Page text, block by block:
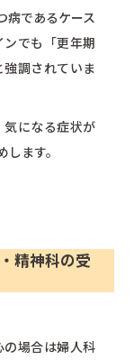
病であるケース
でも「更年期
調されていま
気になる症状が
ます。
精神科の受
場合は婦人科